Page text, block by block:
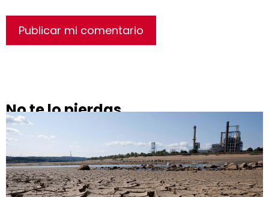
No te lo pierdas